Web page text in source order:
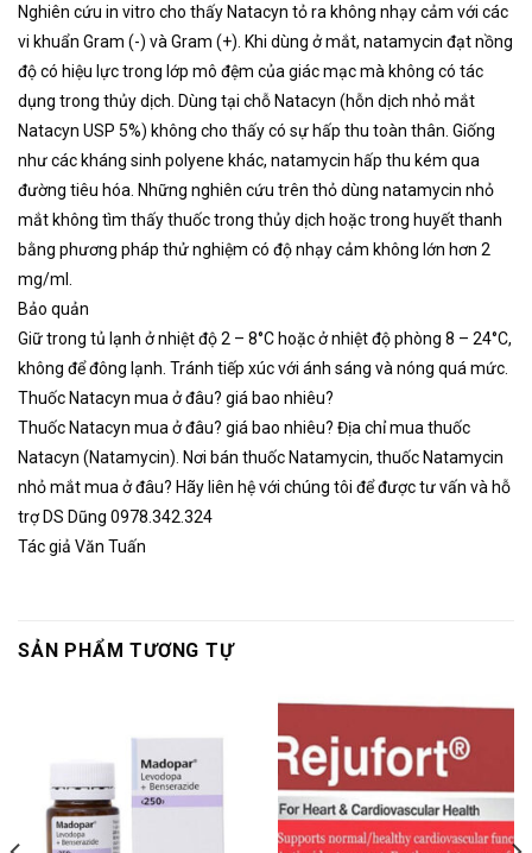
Nghiên cứu in vitro cho thấy Natacyn tỏ ra không nhạy cảm với các
vi khuẩn Gram (-) và Gram (+). Khi dùng ở mắt, natamycin đạt nồng
độ có hiệu lực trong lớp mô đệm của giác mạc mà không có tác
dụng trong thủy dịch. Dùng tại chỗ Natacyn (hỗn dịch nhỏ mắt
Natacyn USP 5%) không cho thấy có sự hấp thu toàn thân. Giống
như các kháng sinh polyene khác, natamycin hấp thu kém qua
đường tiêu hóa. Những nghiên cứu trên thỏ dùng natamycin nhỏ
mắt không tìm thấy thuốc trong thủy dịch hoặc trong huyết thanh
bằng phương pháp thử nghiệm có độ nhạy cảm không lớn hơn 2
mg/ml.
Bảo quản
Giữ trong tủ lạnh ở nhiệt độ 2 – 8°C hoặc ở nhiệt độ phòng 8 – 24°C,
không để đông lạnh. Tránh tiếp xúc với ánh sáng và nóng quá mức.
Thuốc Natacyn mua ở đâu? giá bao nhiêu?
Thuốc Natacyn mua ở đâu? giá bao nhiêu? Địa chỉ mua thuốc
Natacyn (Natamycin). Nơi bán thuốc Natamycin, thuốc Natamycin
nhỏ mắt mua ở đâu? Hãy liên hệ với chúng tôi để được tư vấn và hỗ
trợ DS Dũng 0978.342.324
Tác giả Văn Tuấn
SẢN PHẨM TƯƠNG TỰ